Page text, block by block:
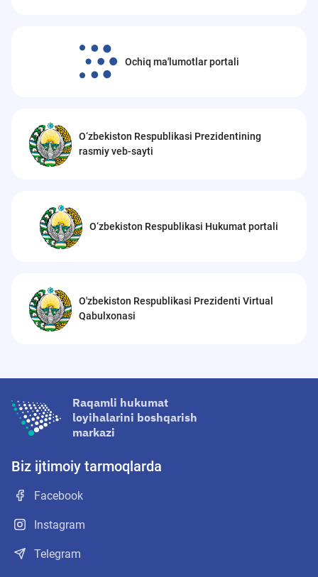
Ochiq ma'lumotlar portali
O‘zbekiston Respublikasi Prezidentining
rasmiy veb-sayti
O‘zbekiston Respublikasi Hukumat portali
O'zbekiston Respublikasi Prezidenti Virtual
Qabulxonasi
Raqamli hukumat
loyihalarini boshqarish
markazi
Biz ijtimoiy tarmoqlarda
Facebook
Instagram
Telegram